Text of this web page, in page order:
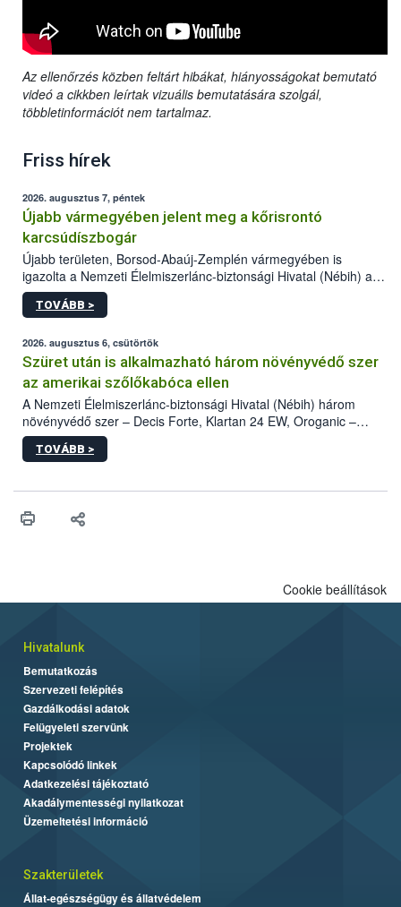
Az ellenőrzés közben feltárt hibákat, hiányosságokat bemutató
videó a cikkben leírtak vizuális bemutatására szolgál,
többletinformációt nem tartalmaz.
Friss hírek
2026. augusztus 7, péntek
Újabb vármegyében jelent meg a kőrisrontó
karcsúdíszbogár
Újabb területen, Borsod-Abaúj-Zemplén vármegyében is
igazolta a Nemzeti Élelmiszerlánc-biztonsági Hivatal (Nébih) a
kőrisrontó karcsúdíszbogár (Agrilus planipennis) jelenlétét. A
kártevőt nem csak színcsapdában találták meg, de már fertőzött
az intenzív felderítést, emellett az intézkedéseket a szlovák
hatósággal is összehangolják a terjedés megállítása érdekében.
TOVÁBB >
2026. augusztus 6, csütörtök
Szüret után is alkalmazható három növényvédő szer
az amerikai szőlőkabóca ellen
A Nemzeti Élelmiszerlánc-biztonsági Hivatal (Nébih) három
növényvédő szer – Decis Forte, Klartan 24 EW, Oroganic –
engedélyokiratát módosította, így azok a szüretet követően,
egészen a vesszőérettség (BBCH 91) stádiumáig
érésű szőlőkben is legyen lehetőség a károsító elleni további
felhasználók számára is elérhető és ökológiai termesztésben is
TOVÁBB >
Cookie beállítások
Hivatalunk
Bemutatkozás
Szervezeti felépítés
Gazdálkodási adatok
Felügyeleti szervünk
Projektek
Kapcsolódó linkek
Adatkezelési tájékoztató
Akadálymentességi nyilatkozat
Üzemeltetési információ
Szakterületek
Állat-egészségügy és állatvédelem